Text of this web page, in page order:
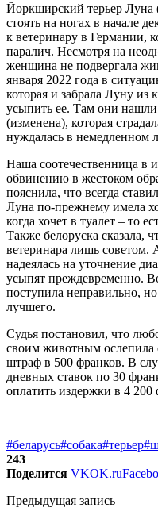
Йоркширский терьер Луна
стоять на ногах в начале
к ветеринару в Германии,
паралич. Несмотря на
женщина не подвергала
января 2022 года в
которая и забрала Луну
усыпить ее. Там они
(изменена), которая
нуждалась в немедленном
Наша соотечественница в
обвинению в жестоком
пояснила, что всегда
Луна по-прежнему имела
когда хочет в туалет – то
Также белоруска сказала,
ветеринара лишь советом.
надеялась на уточнение
усыпят преждевременно.
поступила неправильно,
лучшего.
Судья постановил, что
своим животным ослепила
штраф в 500 франков. В
дневных ставок по 30
оплатить издержки в 4 200
#беларусь#собака#терьер
243
Поделится VKOK.ru
Предыдущая запись